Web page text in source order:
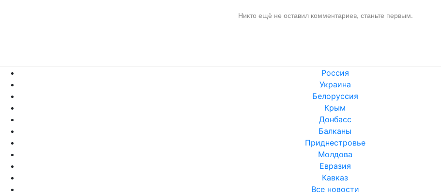
Никто ещё не оставил комментариев, станьте первым.
Россия
Украина
Белоруссия
Крым
Донбасс
Балканы
Приднестровье
Молдова
Евразия
Кавказ
Все новости